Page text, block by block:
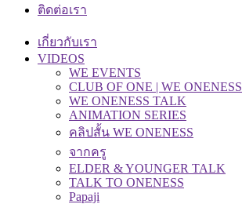
ติดต่อเรา
เกี่ยวกับเรา
VIDEOS
WE EVENTS
CLUB OF ONE | WE
WE ONENESS TALK
ANIMATION SERIES
คลิปสั้น WE ONENESS
จากครู
ELDER & YOUNGER TALK
TALK TO ONENESS
Papaji